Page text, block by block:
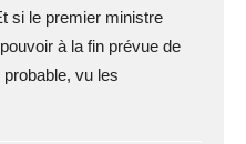
si le premier ministre
à la fin prévue de
vu les